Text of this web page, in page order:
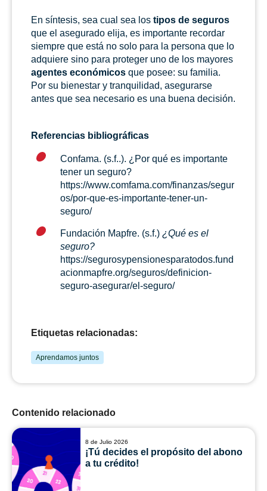
En síntesis, sea cual sea los tipos de seguros
que el asegurado elija, es importante recordar
siempre que está no solo para la persona que lo
adquiere sino para proteger uno de los mayores
agentes económicos que posee: su familia.
Por su bienestar y tranquilidad, asegurarse
antes que sea necesario es una buena decisión.
Referencias bibliográficas
Confama. (s.f..). ¿Por qué es importante
tener un seguro?
https://www.comfama.com/finanzas/segur
os/por-que-es-importante-tener-un-
seguro/
Fundación Mapfre. (s.f.) ¿Qué es el
seguro?
https://segurosypensionesparatodos.fund
acionmapfre.org/seguros/definicion-
seguro-asegurar/el-seguro/
Etiquetas relacionadas:
Aprendamos juntos
Contenido relacionado
8 de Julio 2026
¡Tú decides el propósito del abono
a tu crédito!